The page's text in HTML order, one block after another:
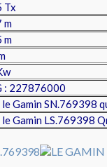
Tx
m
m
: 227876000
Gamin SN.769398
Gamin LS.769398